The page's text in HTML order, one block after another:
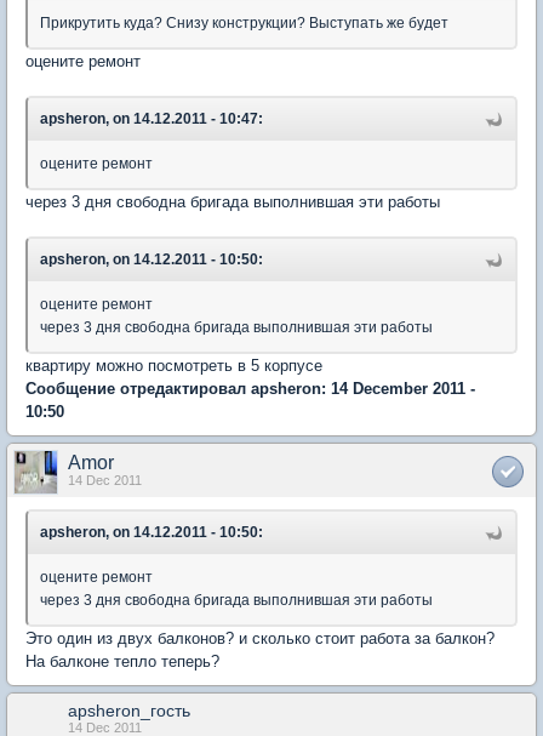
Прикрутить куда? Снизу конструкции? Выступать же будет
оцените ремонт
apsheron, on 14.12.2011 - 10:47:
оцените ремонт
через 3 дня свободна бригада выполнившая эти работы
apsheron, on 14.12.2011 - 10:50:
оцените ремонт
через 3 дня свободна бригада выполнившая эти работы
квартиру можно посмотреть в 5 корпусе
Сообщение отредактировал apsheron: 14 December 2011 -
10:50
Amor
14 Dec 2011
apsheron, on 14.12.2011 - 10:50:
оцените ремонт
через 3 дня свободна бригада выполнившая эти работы
Это один из двух балконов? и сколько стоит работа за балкон?
На балконе тепло теперь?
apsheron_гость
14 Dec 2011